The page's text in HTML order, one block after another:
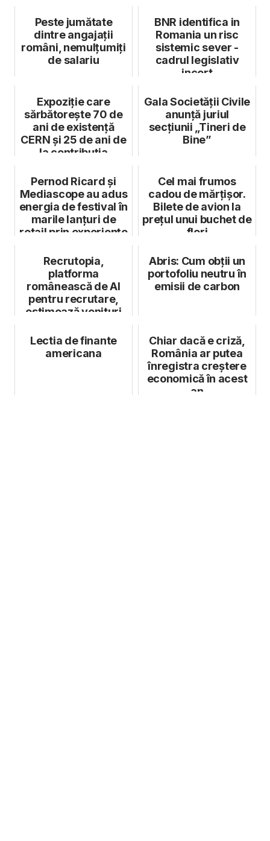
Peste jumătate
dintre angajații
români, nemulțumiți
de salariu
BNR identifica in
Romania un risc
sistemic sever -
cadrul legislativ
incert
Expoziție care
sărbătorește 70 de
ani de existență
CERN și 25 de ani de
la contribuția
Gala Societății Civile
anunță juriul
secțiunii „Tineri de
Bine”
Pernod Ricard și
Mediascope au adus
energia de festival în
marile lanțuri de
retail prin experiențe
Cel mai frumos
cadou de mărțișor.
Bilete de avion la
prețul unui buchet de
flori
Recrutopia,
platforma
românească de AI
pentru recrutare,
estimează venituri
euro în...
Abris: Cum obții un
portofoliu neutru în
emisii de carbon
Lectia de finante
americana
Chiar dacă e criză,
România ar putea
înregistra creștere
economică în acest
an